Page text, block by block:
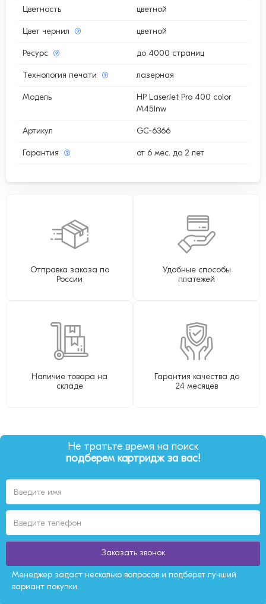
Цветность цветной
Цвет чернил цветной
Ресурс до 4000 страниц
Технология печати лазерная
Модель
HP LaserJet Pro 400 color
M451nw
Артикул GC-6366
Гарантия от 6 мес. до 2 лет
Отправка заказа по
России
Удобные способы
платежей
Наличие товара на
складе
Гарантия качества до
24 месяцев
Не тратьте время на поиск
подберем картридж за вас!
Заказать звонок
Менеджер задаст несколько вопросов и подберет лучший
вариант покупки.